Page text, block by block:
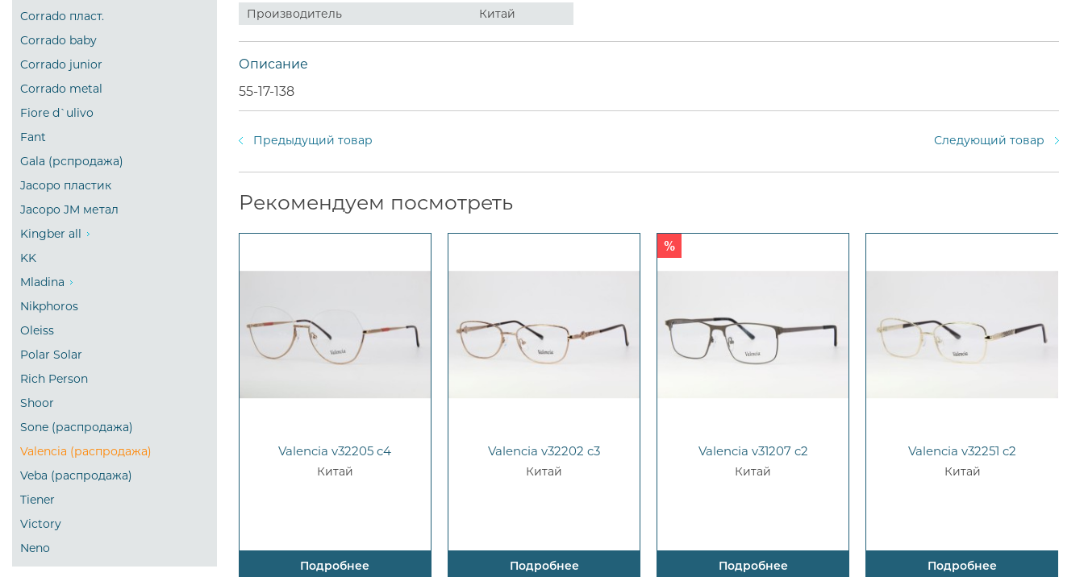
Corrado пласт.
Corrado baby
Corrado junior
Corrado metal
Fiore d`ulivo
Fant
Gala (рспродажа)
Jacopo пластик
Jacopo JM метал
Kingber all
KK
Mladina
Nikphoros
Oleiss
Polar Solar
Rich Person
Shoor
Sone (распродажа)
Valencia (распродажа)
Veba (распродажа)
Tiener
Victory
Neno
Производитель Китай
Описание
55-17-138
Предыдущий товар Следующий товар
Рекомендуем посмотреть
Valencia v32205 c4
Китай
Подробнее
Valencia v32202 c3
Китай
Подробнее
Valencia v31207 c2
Китай
Подробнее
Valencia v32251 c2
Китай
Подробнее